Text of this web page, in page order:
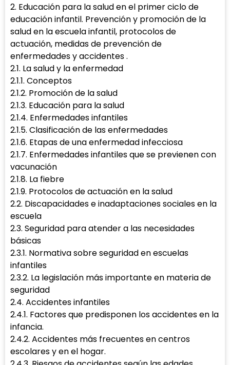
2. Educación para la salud en el primer ciclo de
educación infantil. Prevención y promoción de la
salud en la escuela infantil, protocolos de
actuación, medidas de prevención de
enfermedades y accidentes .
2.1. La salud y la enfermedad
2.1.1. Conceptos
2.1.2. Promoción de la salud
2.1.3. Educación para la salud
2.1.4. Enfermedades infantiles
2.1.5. Clasificación de las enfermedades
2.1.6. Etapas de una enfermedad infecciosa
2.1.7. Enfermedades infantiles que se previenen con
vacunación
2.1.8. La fiebre
2.1.9. Protocolos de actuación en la salud
2.2. Discapacidades e inadaptaciones sociales en la
escuela
2.3. Seguridad para atender a las necesidades
básicas
2.3.1. Normativa sobre seguridad en escuelas
infantiles
2.3.2. La legislación más importante en materia de
seguridad
2.4. Accidentes infantiles
2.4.1. Factores que predisponen los accidentes en la
infancia.
2.4.2. Accidentes más frecuentes en centros
escolares y en el hogar.